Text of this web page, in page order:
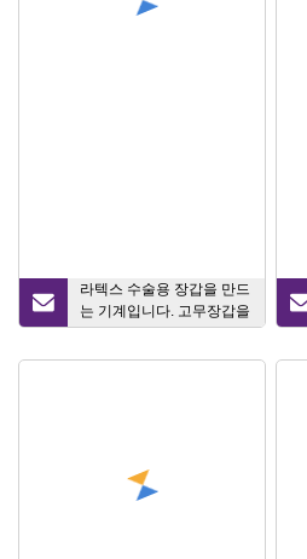
라텍스 수술용 장갑을 만드
는 기계입니다. 고무장갑을
만드는 기계